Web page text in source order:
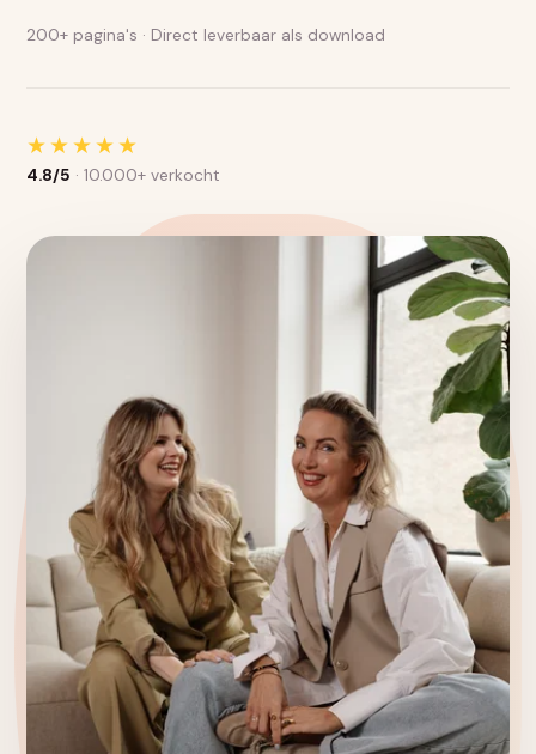
200+ pagina's · Direct leverbaar als download
★★★★★
4.8/5 · 10.000+ verkocht